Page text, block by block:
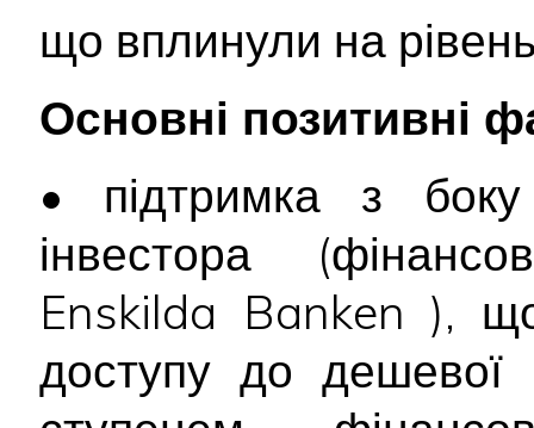
що вплинули на
Основні позитивні
• підтримка з боку
інвестора
Enskilda Banken ),
доступу до дешевої